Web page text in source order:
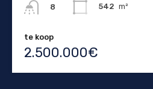
8
542 m²
te koop
2.500.000€